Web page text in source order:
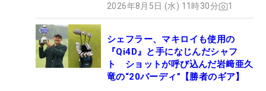
2026年8月5日 (水) 11時30分 1
シェフラー、マキロイも使用の
『Qi4D』と手になじんだシャフ
ト ショットが呼び込んだ岩﨑亜久
竜の“20バーディ”【勝者のギア】